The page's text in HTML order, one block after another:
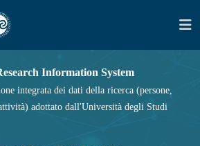
Information System
integrata dei dati della ricerca (persone,
adottato dall'Università degli Studi